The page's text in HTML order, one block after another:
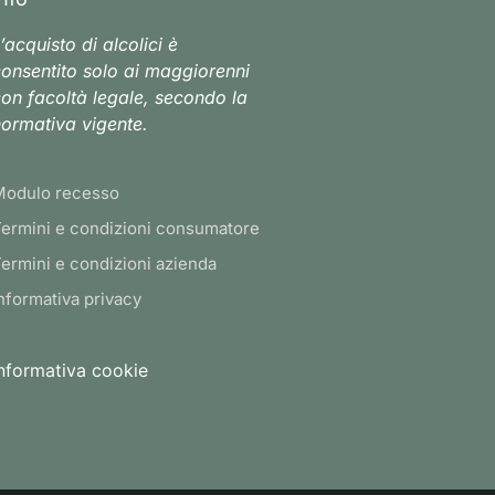
di alcolici è
solo ai maggiorenni
facoltà legale, secondo la
vigente.
recesso
e condizioni consumatore
e condizioni azienda
privacy
cookie